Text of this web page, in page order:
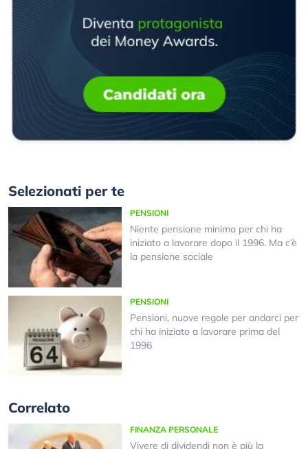
Selezionati per te
PENSIONI
Niente pensione minima per chi ha
iniziato a lavorare dopo il 1996. Ma c’è
la pensione sociale
PENSIONI
Pensioni, nuove regole per andarci per
chi ha iniziato a lavorare prima del
1996
Correlato
FINANZA PERSONALE
Vivere di dividendi non è più la